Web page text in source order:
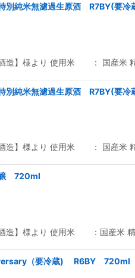
純米無濾過生原酒 R7BY(要
造】様より 使用米 ： 国産
純米無濾過生原酒 R7BY(要
造】様より 使用米 ： 国産
720ml
造】様より 使用米 ：国産
（要冷蔵) R6BY 720ml